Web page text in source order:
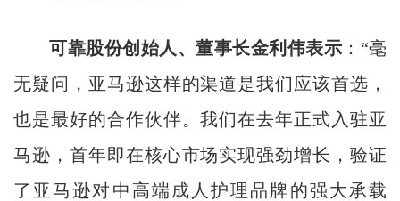
可靠股份创始人、董事长金利伟表示 ：“毫
无疑问，亚马逊这样的渠道是我们应该首选，
也是最好的合作伙伴。我们在去年正式入驻亚
马逊，首年即在核心市场实现强劲增长，验证
了亚马逊对中高端成人护理品牌的强大承载